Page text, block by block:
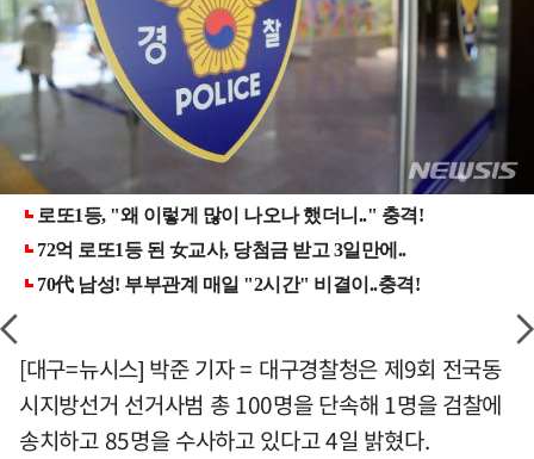
[대구=뉴시스] 박준 기자 = 대구경찰청은 제9회 전국동
시지방선거 선거사범 총 100명을 단속해 1명을 검찰에
송치하고 85명을 수사하고 있다고 4일 밝혔다.